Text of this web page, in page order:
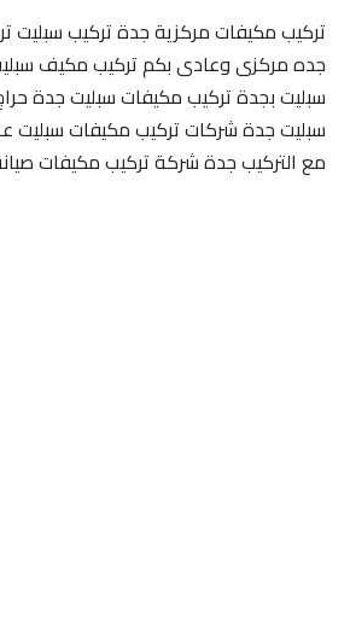
تركيب مكيفات مركزية جدة تركيب
جده مركزى وعادى بكم تركيب مكيف
سبليت بجدة تركيب مكيفات سبليت جدة
سبليت جدة شركات تركيب مكيفات سبليت
مع التركيب جدة شركة تركيب مكيفات